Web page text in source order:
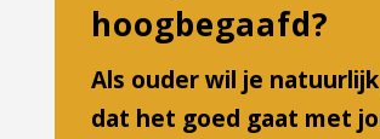
hoogbegaafd?
Als ouder wil je
dat het goed gaat met